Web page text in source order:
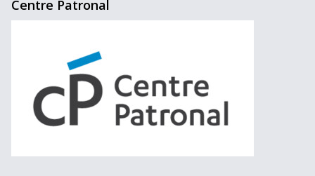
Centre Patronal